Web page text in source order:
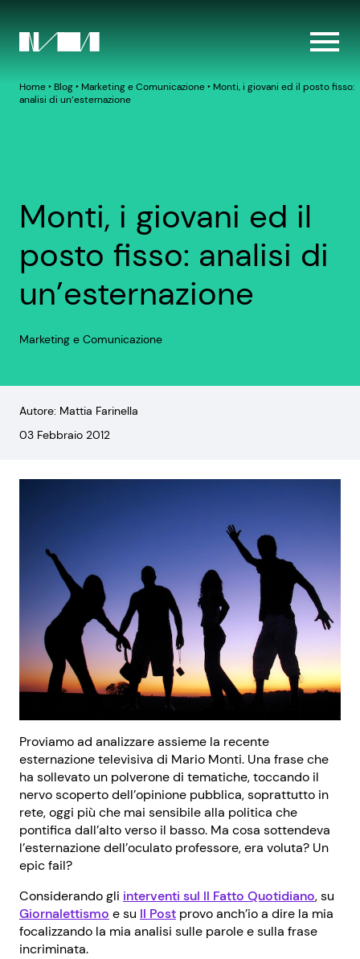
Home‣ Blog‣ Marketing e Comunicazione‣ Monti, i giovani ed il posto fisso:
analisi di un’esternazione
Monti, i giovani ed il
posto fisso: analisi di
un’esternazione
Marketing e Comunicazione
Autore: Mattia Farinella
03 Febbraio 2012
Proviamo ad analizzare assieme la recente
esternazione televisiva di Mario Monti. Una frase che
ha sollevato un polverone di tematiche, toccando il
nervo scoperto dell’opinione pubblica, soprattutto in
rete, oggi più che mai sensibile alla politica che
pontifica dall’alto verso il basso. Ma cosa sottendeva
l’esternazione dell’oculato professore, era voluta? Un
epic fail?
Considerando gli interventi sul Il Fatto Quotidiano, su
Giornalettismo e su Il Post provo anch’io a dire la mia
focalizzando la mia analisi sulle parole e sulla frase
incriminata.